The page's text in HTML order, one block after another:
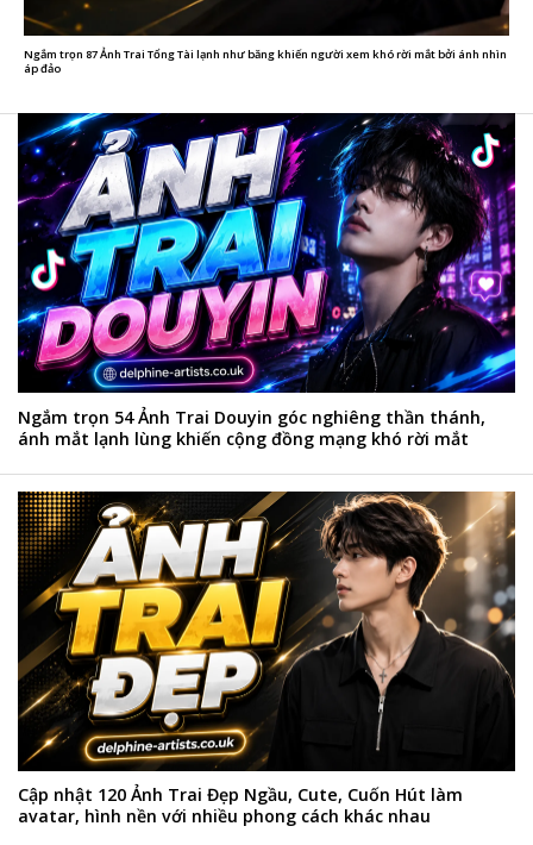
Ngắm trọn 87 Ảnh Trai Tổng Tài lạnh như băng khiến người xem khó rời mắt bởi ánh nhìn
áp đảo
Ngắm trọn 54 Ảnh Trai Douyin góc nghiêng thần thánh,
ánh mắt lạnh lùng khiến cộng đồng mạng khó rời mắt
Cập nhật 120 Ảnh Trai Đẹp Ngầu, Cute, Cuốn Hút làm
avatar, hình nền với nhiều phong cách khác nhau